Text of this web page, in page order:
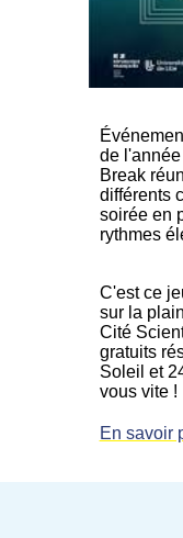
de
Break
différents
soirée en
rythmes
C'est ce
sur la
Cité
gratuits
Soleil et
vous vite !
En savoir